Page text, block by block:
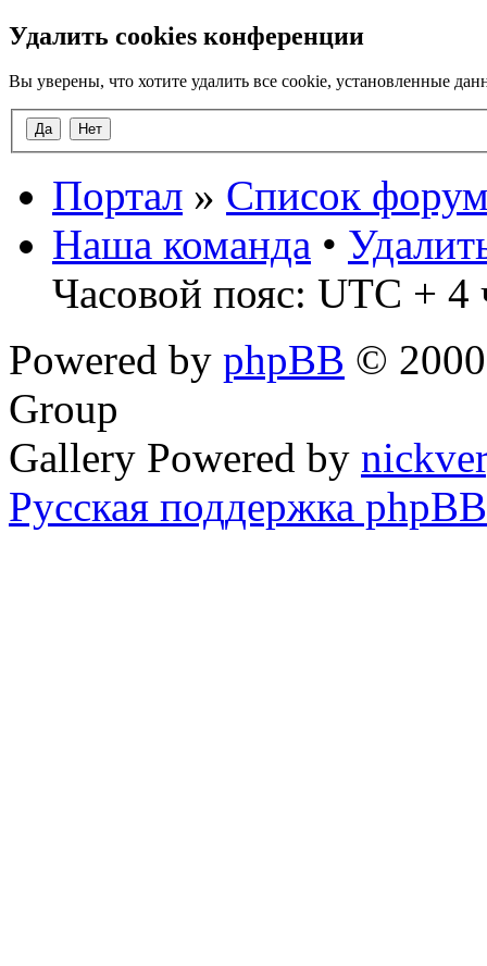
Удалить cookies конференции
Вы уверены, что хотите удалить все cookie, установленные
Портал » Список
Наша команда •
Часовой пояс: UTC + 4
Powered by phpBB ©
Group
Gallery Powered by
Русская поддержка phpBB